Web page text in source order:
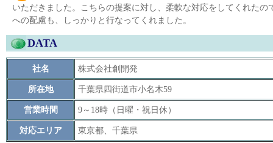
いただきました。こちらの提案に対し、柔軟な対応をしてくれたの
への配慮も、しっかりと行なってくれました。
DATA
社名 株式会社創開発
所在地 千葉県四街道市小名木59
営業時間 9～18時（日曜・祝日休）
対応エリア 東京都、千葉県